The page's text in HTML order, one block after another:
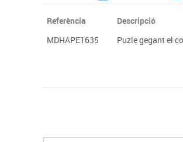
Referència Descripció
MDHAPE1635
Puzle gegant el